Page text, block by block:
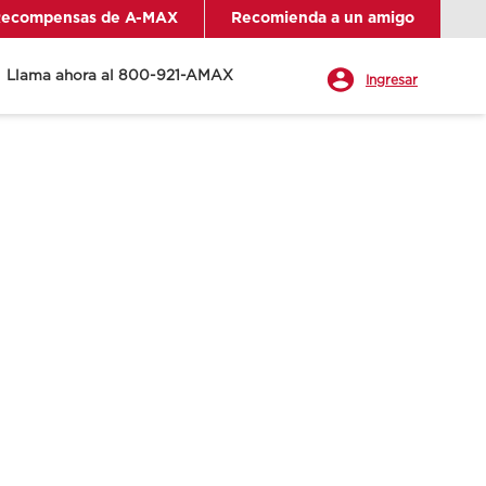
de A-MAX Recomienda a un amigo
Llama ahora al 800-921-AMAX Ingresar